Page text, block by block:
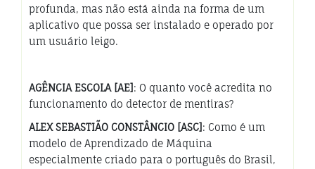
profunda, mas não está ainda na forma de um
aplicativo que possa ser instalado e operado por
um usuário leigo.
AGÊNCIA ESCOLA [AE] : O quanto você acredita no
funcionamento do detector de mentiras?
ALEX SEBASTIÃO CONSTÂNCIO [ASC] : Como é um
modelo de Aprendizado de Máquina
especialmente criado para o português do Brasil,